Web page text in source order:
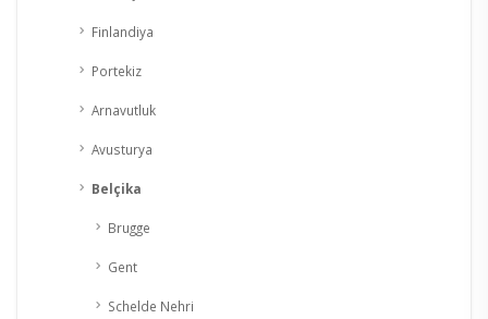
Finlandiya
Portekiz
Arnavutluk
Avusturya
Belçika
Brugge
Gent
Schelde Nehri